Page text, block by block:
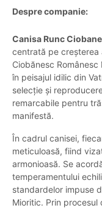
Despre companie:
Canisa Runc
centrată pe creșterea
Ciobănesc
în peisajul idilic din
selecție și
remarcabile pentru
manifestă.
În cadrul canisei,
meticuloasă, fiind
armonioasă. Se
temperamentului
standardelor impuse
Mioritic. Prin procesul